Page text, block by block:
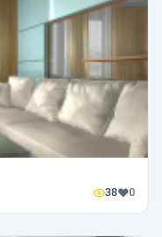
38 0